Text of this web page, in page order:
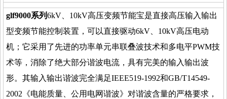
glf9000系列6kV、10kV高压变频节能宝是直接高压输入输出
型变频节能控制装置，可以直接驱动6kV、10kV高压电动
机；它采用了先进的功率单元串联叠波技术和多电平PWM技
术等，消除了绝大部分谐波电流，具有完美的输入输出波
形。其输入输出谐波完全满足IEEE519-1992和GB/T14549-
2002《电能质量、公用电网谐波》对谐波含量的严格要求，